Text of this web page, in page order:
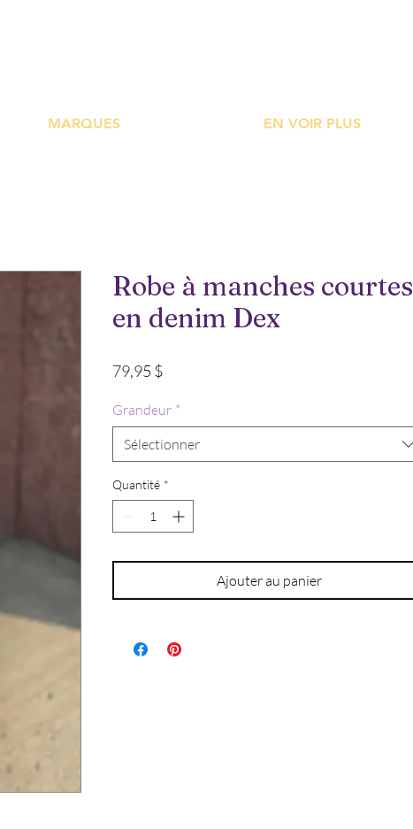
MARQUES EN VOIR PLUS
Robe à manches courtes
en denim Dex
79,95 $Prix
Grandeur *
Sélectionner
Quantité *
Ajouter au panier